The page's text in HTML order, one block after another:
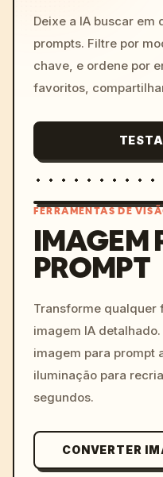
Deixe a IA buscar em
prompts. Filtre por
chave, e ordene por
favoritos,
FERRAMENTAS DE
IMAGEM
PROMPT
Transforme qualquer
imagem IA
imagem para prompt
iluminação para
segundos.
CONVERTER